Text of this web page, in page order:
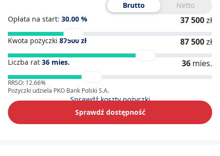
Brutto
Netto
Opłata na start: 30.00 % 37 500zł
Kwota pożyczki 87500 zł 87 500zł
Liczba rat 36 mies. 36 mies.
RRSO: 12.66%
Pożyczki udziela PKO Bank Polski S.A.
Sprawdź koszty pożyczki
Sprawdź dostępność